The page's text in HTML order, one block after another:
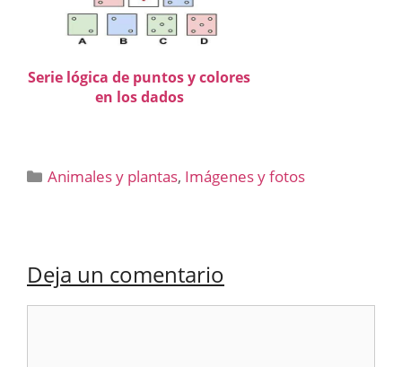
Serie lógica de puntos y colores
en los dados
Categorías
Animales y plantas, Imágenes y fotos
Deja un comentario